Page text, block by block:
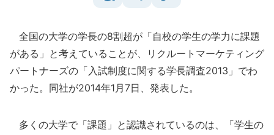
全国の大学の学長の8割超が「自校の学生の学力に課題
がある」と考えていることが、リクルートマーケティング
パートナーズの「入試制度に関する学長調査2013」でわ
かった。同社が2014年1月7日、発表した。
多くの大学で「課題」と認識されているのは、「学生の